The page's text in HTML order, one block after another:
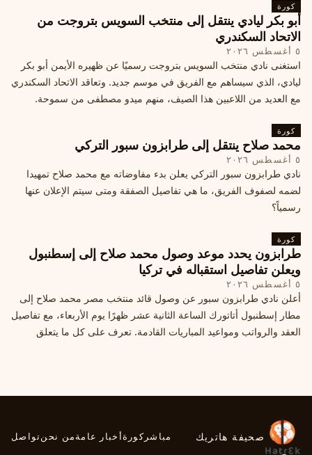
كورة
أبو بكر ليادي ينتقل إلى منتخب السويس بتروجت من
الاتحاد السكندري
٥ أغسطس ٢٠٢٦
استغنى نادي منتخب السويس بتروجت رسميًا عن ظهيره الأيمن أبو بكر
ليادي، الذي سيساهم مع الفريق في موسم جديد. وتعاقد الاتحاد السكندري
مع العديد من اللاعبين هذا الصيف، منهم ميدو مصطفى من سموحة.
كورة
محمد صلاح ينتقل إلى طرابزون سبور التركي
٥ أغسطس ٢٠٢٦
نادي طرابزون سبور التركي يعلن بدء مفاوضاته مع محمد صلاح تمهيدا
لضمه لصفوف الفريق، ما هي تفاصيل الصفقة ومتى سيتم الإعلان عنها
رسمياً؟
كورة
طرابزون يحدد موعد وصول محمد صلاح إلى إسطنبول
ويعلن تفاصيل استقباله في تركيا
٥ أغسطس ٢٠٢٦
أعلن نادي طرابزون سبور عن وصول قائد منتخب مصر محمد صلاح إلى
مطار إسطنبول أتاتورك الساعة الثانية عشر ظهرًا يوم الأربعاء، مع تفاصيل
العقد والرواتب ومواعيد المباريات القادمة. تعرف على كل ما يتعلق
صحيفة هاتريك مباشر كورةأخبار عامةمن نحنتواصل